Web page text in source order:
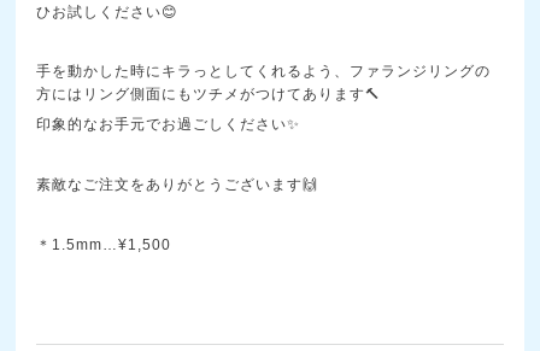
ひお試しください😊
手を動かした時にキラっとしてくれるよう、ファランジリングの
方にはリング側面にもツチメがつけてあります🔨
印象的なお手元でお過ごしください✨
素敵なご注文をありがとうございます🙌
＊1.5mm…¥1,500